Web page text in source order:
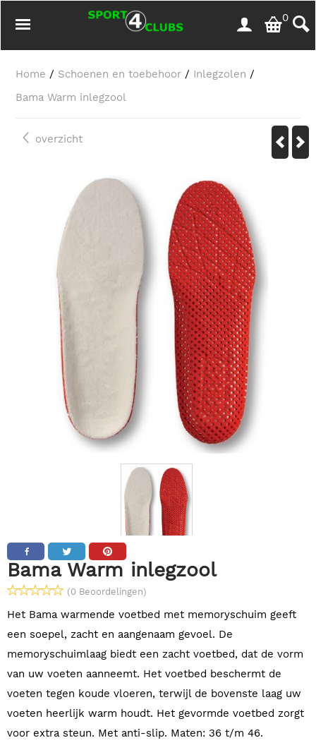
0
Home / Schoenen en toebehoor / Inlegzolen /
Bama Warm inlegzool
overzicht
Bama Warm inlegzool
(0 Beoordelingen)
Het Bama warmende voetbed met memoryschuim geeft
een soepel, zacht en aangenaam gevoel. De
memoryschuimlaag biedt een zacht voetbed, dat de vorm
van uw voeten aanneemt. Het voetbed beschermt de
voeten tegen koude vloeren, terwijl de bovenste laag uw
voeten heerlijk warm houdt. Het gevormde voetbed zorgt
voor extra steun. Met anti-slip. Maten: 36 t/m 46.